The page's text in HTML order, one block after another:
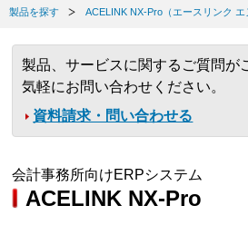
製品を探す ACELINK NX-Pro（エースリンク エ
製品、サービスに関するご質問が
気軽にお問い合わせください。
資料請求・問い合わせる
会計事務所向けERPシステム
ACELINK NX-Pro